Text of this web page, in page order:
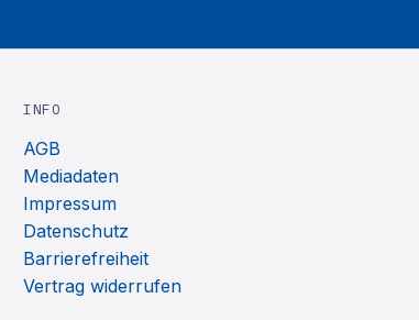
INFO
AGB
Mediadaten
Impressum
Datenschutz
Barrierefreiheit
Vertrag widerrufen